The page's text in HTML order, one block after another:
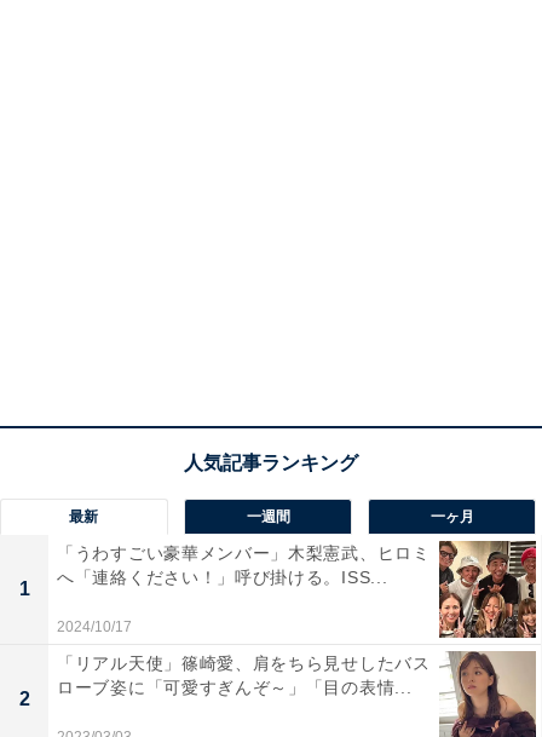
最新 一週間 一ヶ月
1
「うわすごい豪華メンバー」木梨憲武、ヒロミ
へ「連絡ください！」呼び掛ける。ISS...
2024/10/17
2
「リアル天使」篠崎愛、肩をちら見せしたバス
ローブ姿に「可愛すぎんぞ～」「目の表情...